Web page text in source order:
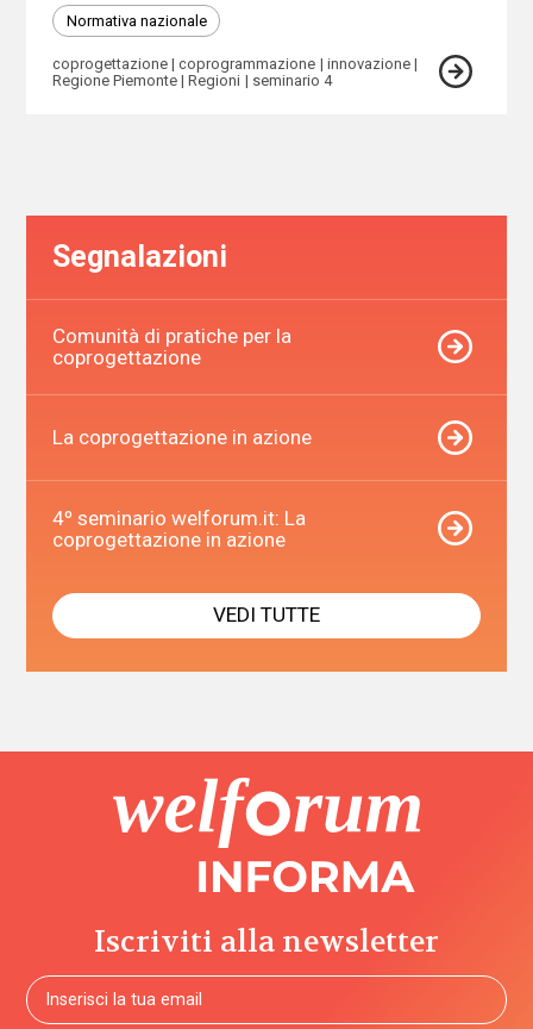
Normativa nazionale
coprogettazione coprogrammazione
innovazione
Regione Piemonte
Regioni seminario 4
Segnalazioni
Comunità di pratiche per la
coprogettazione
La coprogettazione in azione
4º seminario welforum.it: La
coprogettazione in azione
VEDI TUTTE
Iscriviti alla newsletter